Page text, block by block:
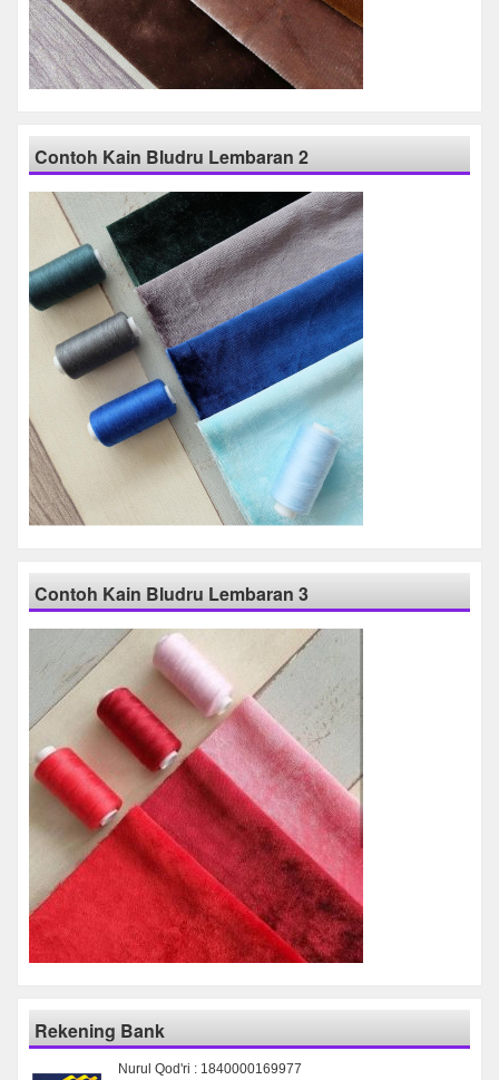
Contoh Kain Bludru Lembaran 2
Contoh Kain Bludru Lembaran 3
Rekening Bank
Nurul Qod'ri : 1840000169977